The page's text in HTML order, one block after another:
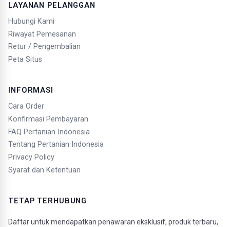
LAYANAN PELANGGAN
Hubungi Kami
Riwayat Pemesanan
Retur / Pengembalian
Peta Situs
INFORMASI
Cara Order
Konfirmasi Pembayaran
FAQ Pertanian Indonesia
Tentang Pertanian Indonesia
Privacy Policy
Syarat dan Ketentuan
TETAP TERHUBUNG
Daftar untuk mendapatkan penawaran eksklusif, produk terbaru,